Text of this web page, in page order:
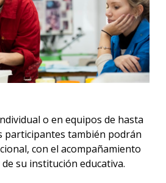
o en equipos de hasta
participantes también podrán
con el acompañamiento
su institución educativa.